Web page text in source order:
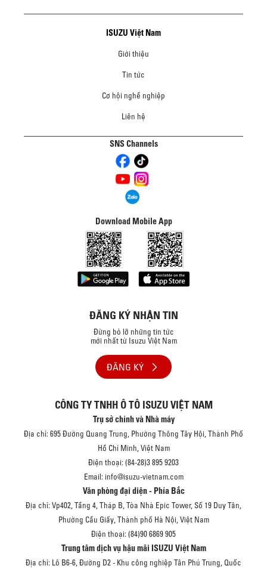
ISUZU Việt Nam
Giới thiệu
Tin tức
Cơ hội nghề nghiệp
Liên hệ
SNS Channels
Download Mobile App
ĐĂNG KÝ NHẬN TIN
Đừng bỏ lỡ những tin tức
mới nhất từ Isuzu Việt Nam
ĐĂNG KÝ
CÔNG TY TNHH Ô TÔ ISUZU VIỆT NAM
Trụ sở chính và Nhà máy
Địa chỉ: 695 Đường Quang Trung, Phường Thông Tây Hội, Thành Phố
Hồ Chí Minh, Việt Nam
Điện thoại: (84-28)3 895 9203
Email: info@isuzu-vietnam.com
Văn phòng đại diện - Phía Bắc
Địa chỉ: Vp402, Tầng 4, Tháp B, Tòa Nhà Epic Tower, Số 19 Duy Tân,
Phường Cầu Giấy, Thành phố Hà Nội, Việt Nam
Điện thoại: (84)90 6869 905
Trung tâm dịch vụ hậu mãi ISUZU Việt Nam
Địa chỉ: Lô B6-6, Đường D2 - Khu công nghiệp Tân Phú Trung, Quốc